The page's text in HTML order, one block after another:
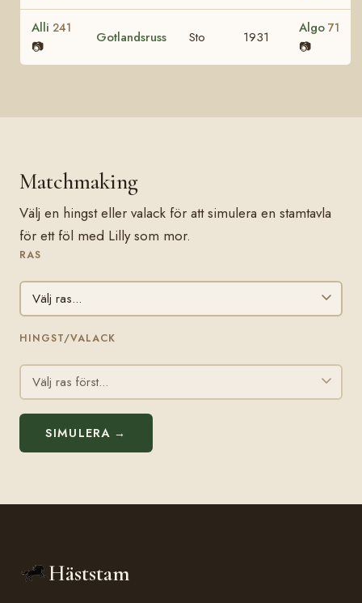
Alli 241
📷
Gotlandsruss Sto 1931
Algo 71
📷
Matchmaking
Välj en hingst eller valack för att simulera en stamtavla
för ett föl med Lilly som mor.
RAS
HINGST/VALACK
SIMULERA →
Häststam